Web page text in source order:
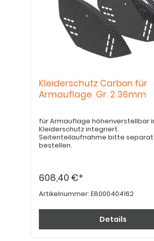
Kleiderschutz Carbon für
Armauflage Gr. 2 36mm
für Armauflage höhenverstellbar
Kleiderschutz integriert.
Seitenteilaufnahme bitte separat
bestellen.
608,40 €*
Artikelnummer: E8000404162
Details